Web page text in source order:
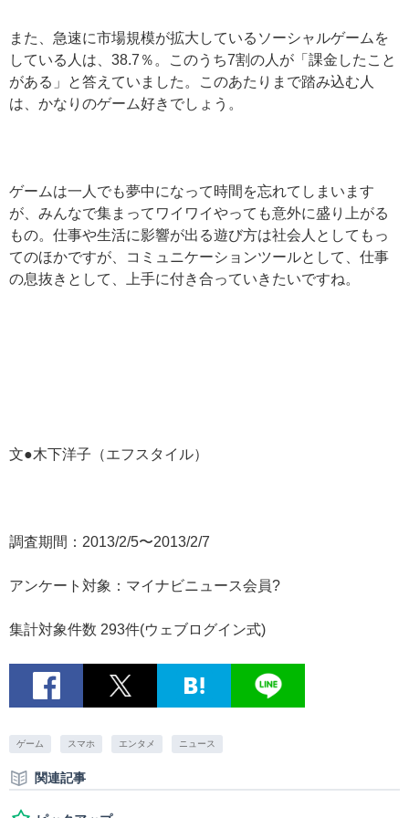
また、急速に市場規模が拡大しているソーシャルゲームを
している人は、38.7％。このうち7割の人が「課金したこと
がある」と答えていました。このあたりまで踏み込む人
は、かなりのゲーム好きでしょう。
ゲームは一人でも夢中になって時間を忘れてしまいます
が、みんなで集まってワイワイやっても意外に盛り上がる
もの。仕事や生活に影響が出る遊び方は社会人としてもっ
てのほかですが、コミュニケーションツールとして、仕事
の息抜きとして、上手に付き合っていきたいですね。
文●木下洋子（エフスタイル）
調査期間：2013/2/5〜2013/2/7
アンケート対象：マイナビニュース会員?
集計対象件数 293件(ウェブログイン式)
ゲーム スマホ エンタメ ニュース
関連記事